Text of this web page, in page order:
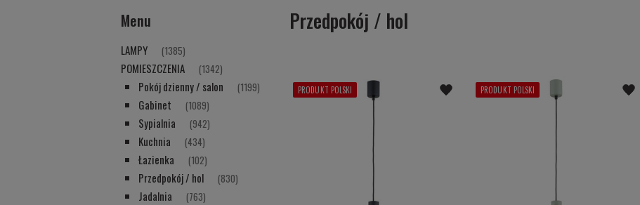
Menu
LAMPY (1385)
POMIESZCZENIA (1342)
Pokój dzienny / salon (1199)
Gabinet (1089)
Sypialnia (942)
Kuchnia (434)
Łazienka (102)
Przedpokój / hol (830)
Jadalnia (763)
Przedpokój / hol
PRODUKT POLSKI PRODUKT POLSKI